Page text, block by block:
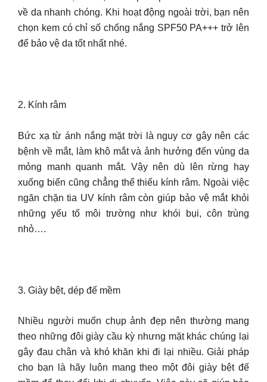
về da nhanh chóng. Khi hoạt động ngoài trời, bạn nên
chọn kem có chỉ số chống nắng SPF50 PA+++ trở lên
để bảo vệ da tốt nhất nhé.
2. Kính râm
Bức xạ từ ánh nắng mặt trời là nguy cơ gây nên các
bệnh về mắt, làm khô mắt và ảnh hưởng đến vùng da
mỏng manh quanh mắt. Vậy nên dù lên rừng hay
xuống biển cũng chẳng thể thiếu kính râm. Ngoài việc
ngăn chặn tia UV kính râm còn giúp bảo vệ mắt khỏi
những yếu tố môi trường như khói bụi, côn trùng
nhỏ….
3. Giày bệt, dép đế mềm
Nhiều người muốn chụp ảnh đẹp nên thường mang
theo những đôi giày cầu kỳ nhưng mặt khác chúng lại
gây đau chân và khó khăn khi đi lại nhiều. Giải pháp
cho bạn là hãy luôn mang theo một đôi giày bệt đế